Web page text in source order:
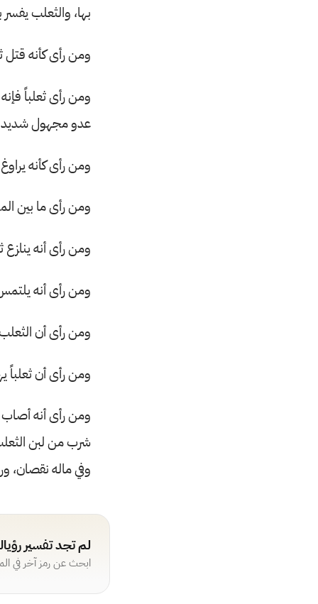
بها، والثعلب
ومن رأى كأنه قتل
ومن رأى ثعلباً
عدو مجهول شديد
ومن رأى كأنه
ومن رأى ما بين
ومن رأى أنه ينازع
ومن رأى أنه
ومن رأى أن
ومن رأى أن ثعلباً
ومن رأى أنه
شرب من لبن
وفي ماله نقصان،
لم تجد تفسير
ابحث عن رمز آخر في